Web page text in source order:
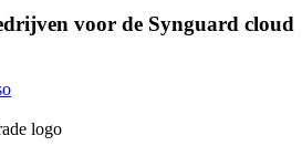
voor de Synguard cloud